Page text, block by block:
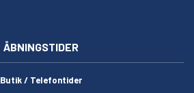
ÅBNINGSTIDER
Butik / Telefontider